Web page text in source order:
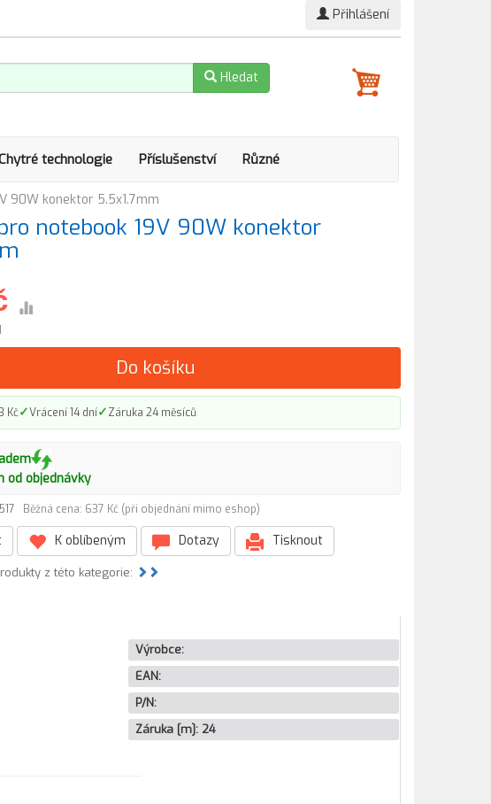
Přihlášení
Hledat
technologie Příslušenství Různé
90W konektor 5.5x1.7mm
notebook 19V 90W konektor
Do košíku
Kč✓Vrácení 14 dní✓Záruka 24 měsíců
od objednávky
Běžná cena: 637 Kč (při objednání mimo eshop)
K oblíbeným Dotazy Tisknout
z této kategorie:
Výrobce:
EAN:
P/N:
Záruka [m]: 24